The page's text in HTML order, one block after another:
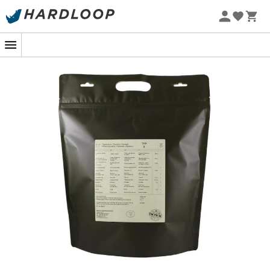
Sommarerbjudanden 🔥 -5 % EXTRA vid köp av 2 produkter*
Äventyrare i själen, om du genomför en
långvarig
, som GR20eller Tour du Mont-Blanc
frystorkad måltid
ett utmärkt alternativ för att äta
ordentligt utan att kompromissa med smaken.
Ration Pack (Typ 2) "Tactical Line"
Trek'N'Eat
en dagsranson som innehåller två kompletta måltider
med kött och kolhydrater, müsli, 2 bars, en kex, 5 godisar,